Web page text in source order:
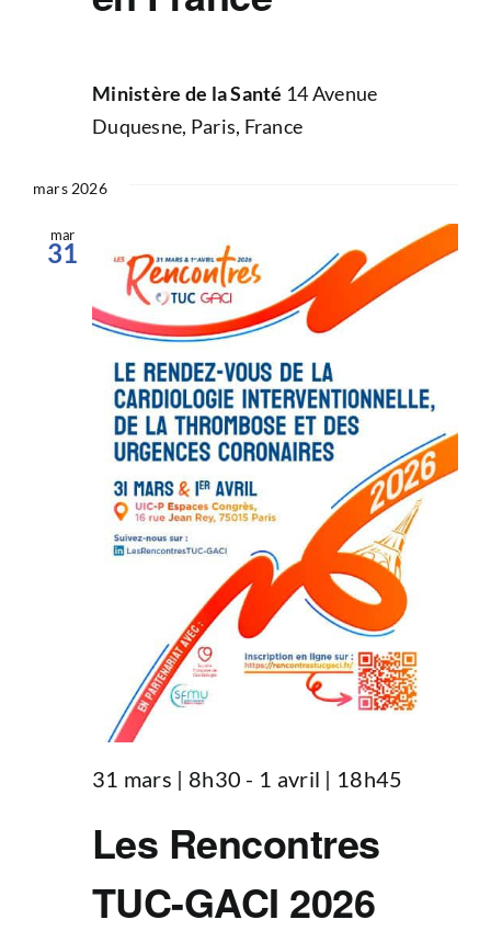
Ministère de la Santé 14 Avenue
Duquesne, Paris, France
mars 2026
mar
31
Les Rencontres
TUC-GACI 2026
31 mars | 8h30 - 1 avril | 18h45